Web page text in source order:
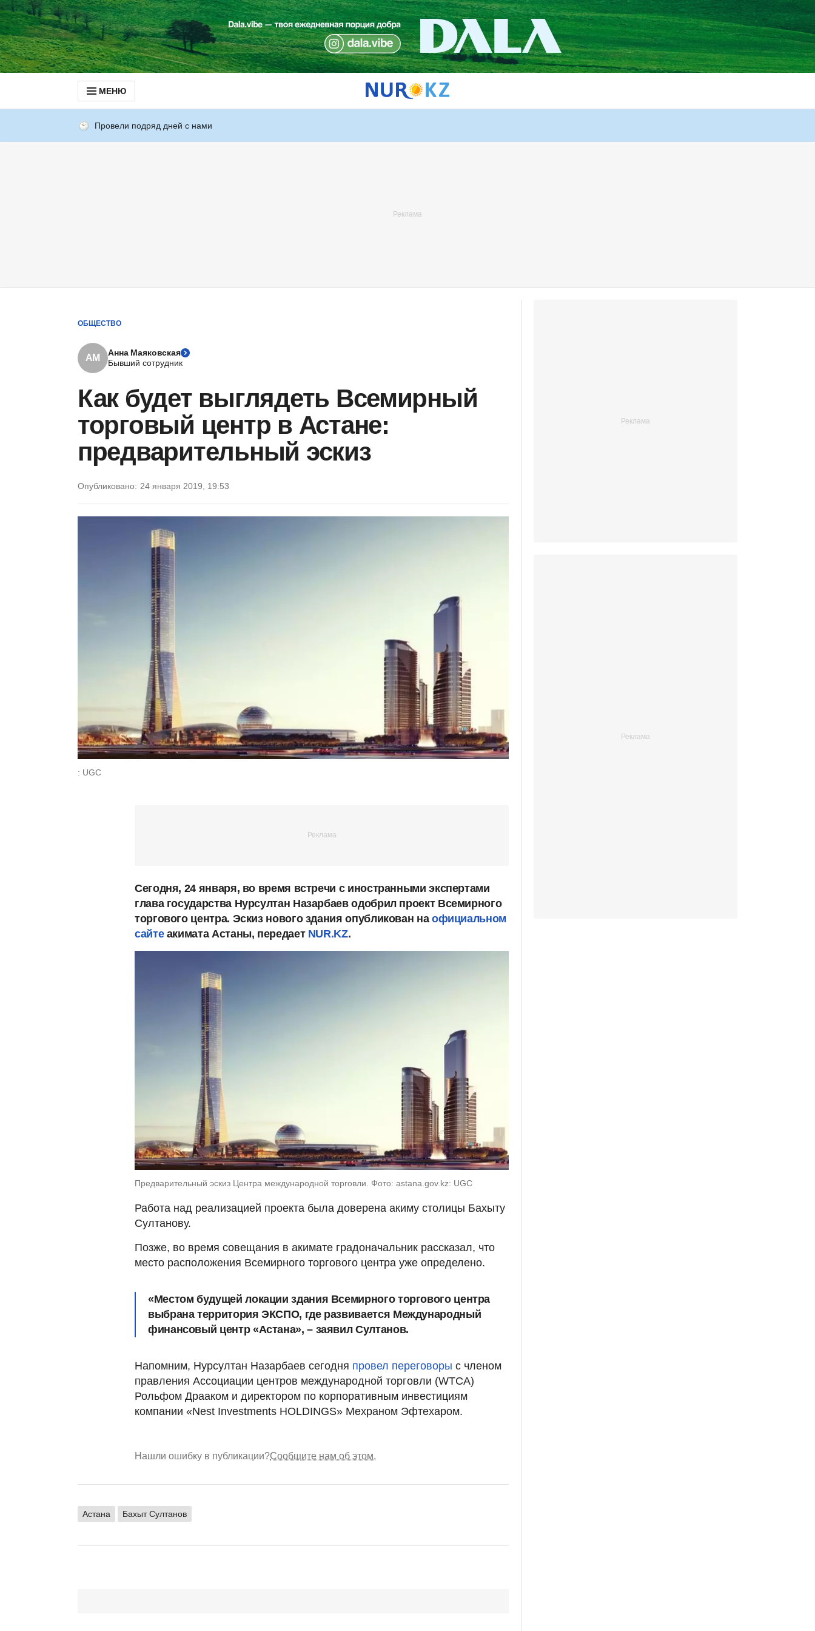
МЕНЮ
Провели подряд дней с нами
ОБЩЕСТВО
АМ
Анна Маяковская
Бывший сотрудник
Как будет выглядеть Всемирный
торговый центр в Астане:
предварительный эскиз
Опубликовано: 24 января 2019, 19:53
: UGC
Сегодня, 24 января, во время встречи с иностранными экспертами
глава государства Нурсултан Назарбаев одобрил проект Всемирного
торгового центра. Эскиз нового здания опубликован на официальном
сайтеакимата Астаны, передает NUR.KZ.
Предварительный эскиз Центра международной торговли. Фото: astana.gov.kz: UGC
Работа над реализацией проекта была доверена акиму столицы Бахыту
Султанову.
Позже, во время совещания в акимате градоначальник рассказал, что
место расположения Всемирного торгового центра уже определено.
«Местом будущей локации здания Всемирного торгового центра
выбрана территория ЭКСПО, где развивается Международный
финансовый центр «Астана», – заявил Султанов.
Напомним, Нурсултан Назарбаев сегодня провел переговоры с членом
правления Ассоциации центров международной торговли (WTCA)
Рольфом Драаком и директором по корпоративным инвестициям
компании «Nest Investments HOLDINGS» Мехраном Эфтехаром.
Нашли ошибку в публикации?Сообщите нам об этом.
Астана Бахыт Султанов